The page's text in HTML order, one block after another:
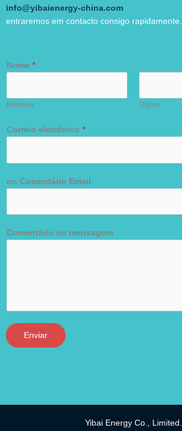
info@yibaienergy-china.com
entraremos em contacto consigo rapidamente.
Nome *
Primeiro Último
Correio eletrónico *
ou Comentário Email
Comentário ou mensagem
Enviar
Yibai Energy Co., Limited.